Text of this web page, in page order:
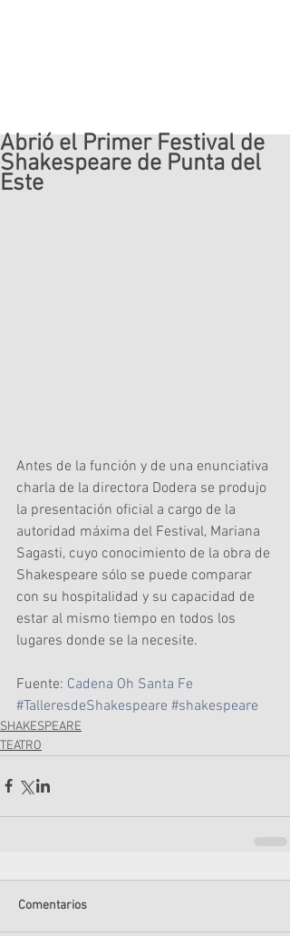
Abrió el Primer Festival de
Shakespeare de Punta del
Este
Antes de la función y de una enunciativa
charla de la directora Dodera se produjo
la presentación oficial a cargo de la
autoridad máxima del Festival, Mariana
Sagasti, cuyo conocimiento de la obra de
Shakespeare sólo se puede comparar
con su hospitalidad y su capacidad de
estar al mismo tiempo en todos los
lugares donde se la necesite.
Fuente: Cadena Oh Santa Fe
#TalleresdeShakespeare #shakespeare
SHAKESPEARE
TEATRO
Comentarios